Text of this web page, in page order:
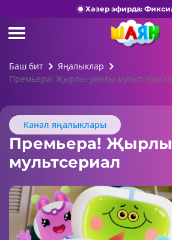
Хәзер эфирда:
Баш бит
Яңалыклар
Премьера! Җырлы-уенлы мультсериал
Канал яңалыклары
Премьера!
мультсериал